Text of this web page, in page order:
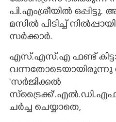
പി.എംശ്രീയിൽ ഒപ്പിട്ടു.
മസിൽ പിടിച്ച്
സർക്കാർ.
എസ്.എസ്.എ ഫണ്ട്
വന്നതോടെയായിരുന്നു
'സർജിക്കൽ
ചർച്ച ചെയ്യാതെ,